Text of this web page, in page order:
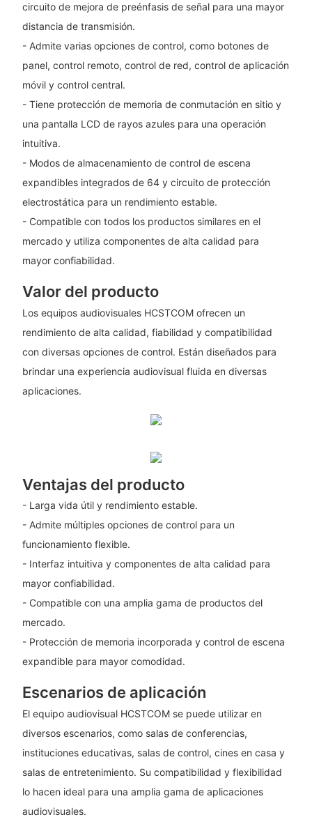
circuito de mejora de preénfasis de señal para una mayor
distancia de transmisión.
- Admite varias opciones de control, como botones de
panel, control remoto, control de red, control de aplicación
móvil y control central.
- Tiene protección de memoria de conmutación en sitio y
una pantalla LCD de rayos azules para una operación
intuitiva.
- Modos de almacenamiento de control de escena
expandibles integrados de 64 y circuito de protección
electrostática para un rendimiento estable.
- Compatible con todos los productos similares en el
mercado y utiliza componentes de alta calidad para
mayor confiabilidad.
Valor del producto
Los equipos audiovisuales HCSTCOM ofrecen un
rendimiento de alta calidad, fiabilidad y compatibilidad
con diversas opciones de control. Están diseñados para
brindar una experiencia audiovisual fluida en diversas
aplicaciones.
Ventajas del producto
- Larga vida útil y rendimiento estable.
- Admite múltiples opciones de control para un
funcionamiento flexible.
- Interfaz intuitiva y componentes de alta calidad para
mayor confiabilidad.
- Compatible con una amplia gama de productos del
mercado.
- Protección de memoria incorporada y control de escena
expandible para mayor comodidad.
Escenarios de aplicación
El equipo audiovisual HCSTCOM se puede utilizar en
diversos escenarios, como salas de conferencias,
instituciones educativas, salas de control, cines en casa y
salas de entretenimiento. Su compatibilidad y flexibilidad
lo hacen ideal para una amplia gama de aplicaciones
audiovisuales.